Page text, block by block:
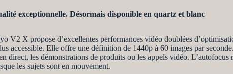
exceptionnelle. Désormais disponible en quartz et blanc
V2 X propose d’excellentes performances vidéo doublées
accessible. Elle offre une définition de 1440p à 60 images par
direct, les démonstrations de produits ou les appels vidéo. L’autofocus
les sujets sont en mouvement.